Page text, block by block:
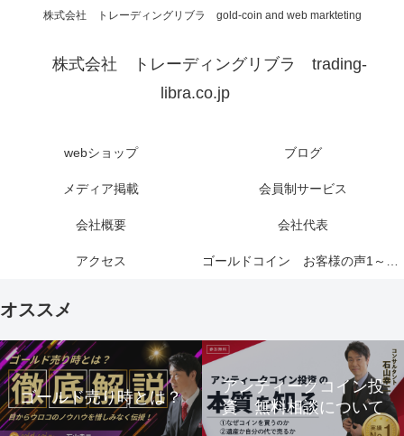
株式会社 トレーディングリブラ gold-coin and web markteting
株式会社 トレーディングリブラ trading-
libra.co.jp
webショップ ブログ
メディア掲載 会員制サービス
会社概要 会社代表
アクセス ゴールドコイン お客様の声1～6ページ
オススメ
ゴールド売り時とは？
アンティークコイン投
資 無料相談について